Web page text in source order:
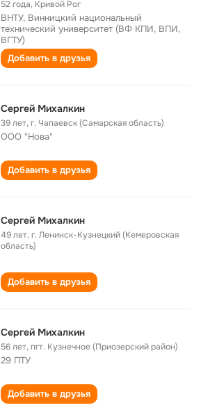
52 года, Кривой Рог
ВНТУ, Винницкий национальный
технический университет (ВФ КПИ, ВПИ,
ВГТУ)
Добавить в друзья
Сергей Михалкин
39 лет,г. Чапаевск (Самарская область)
ООО "Нова"
Добавить в друзья
Сергей Михалкин
49 лет,г. Ленинск-Кузнецкий (Кемеровская
область)
Добавить в друзья
Сергей Михалкин
56 лет,пгт. Кузнечное (Приозерский район)
29 ПТУ
Добавить в друзья